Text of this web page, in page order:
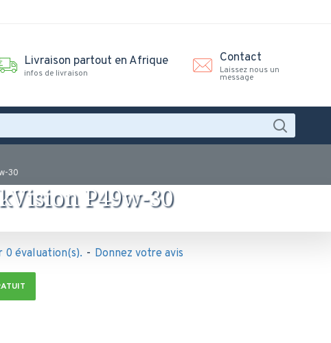
Livraison partout en Afrique
infos de livraison
Contact
Laissez nous un
message
30
P49w-30
0 évaluation(s). - Donnez votre avis